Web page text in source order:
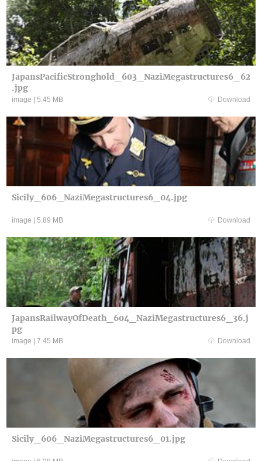
JapansPacificStronghold_603_NaziMegastructures6_62
.jpg
image 5.45 MB Download
Sicily_606_NaziMegastructures6_04.jpg
image 5.89 MB Download
JapansRailwayOfDeath_604_NaziMegastructures6_36.j
pg
image 7.45 MB Download
Sicily_606_NaziMegastructures6_01.jpg